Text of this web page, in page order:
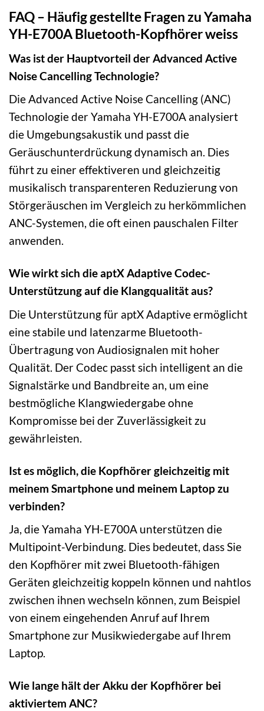
FAQ – Häufig gestellte Fragen zu Yamaha
YH-E700A Bluetooth-Kopfhörer weiss
Was ist der Hauptvorteil der Advanced Active
Noise Cancelling Technologie?
Die Advanced Active Noise Cancelling (ANC)
Technologie der Yamaha YH-E700A analysiert
die Umgebungsakustik und passt die
Geräuschunterdrückung dynamisch an. Dies
führt zu einer effektiveren und gleichzeitig
musikalisch transparenteren Reduzierung von
Störgeräuschen im Vergleich zu herkömmlichen
ANC-Systemen, die oft einen pauschalen Filter
anwenden.
Wie wirkt sich die aptX Adaptive Codec-
Unterstützung auf die Klangqualität aus?
Die Unterstützung für aptX Adaptive ermöglicht
eine stabile und latenzarme Bluetooth-
Übertragung von Audiosignalen mit hoher
Qualität. Der Codec passt sich intelligent an die
Signalstärke und Bandbreite an, um eine
bestmögliche Klangwiedergabe ohne
Kompromisse bei der Zuverlässigkeit zu
gewährleisten.
Ist es möglich, die Kopfhörer gleichzeitig mit
meinem Smartphone und meinem Laptop zu
verbinden?
Ja, die Yamaha YH-E700A unterstützen die
Multipoint-Verbindung. Dies bedeutet, dass Sie
den Kopfhörer mit zwei Bluetooth-fähigen
Geräten gleichzeitig koppeln können und nahtlos
zwischen ihnen wechseln können, zum Beispiel
von einem eingehenden Anruf auf Ihrem
Smartphone zur Musikwiedergabe auf Ihrem
Laptop.
Wie lange hält der Akku der Kopfhörer bei
aktiviertem ANC?